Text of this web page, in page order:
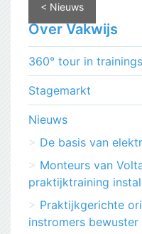
< Nieuws
Over Vakwijs
360° tour in
Stagemarkt
Nieuws
De basis van
Monteurs van
praktijktraining
Praktijkgerichte
instromers